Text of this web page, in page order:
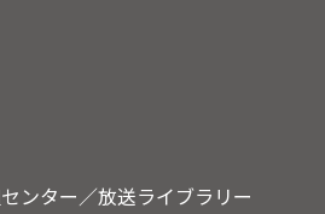
ンター／放送ライブラリー